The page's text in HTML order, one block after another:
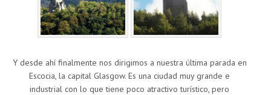
Y desde ahí finalmente nos dirigimos a nuestra última parada en
Escocia, la capital Glasgow. Es una ciudad muy grande e
industrial con lo que tiene poco atractivo turístico, pero